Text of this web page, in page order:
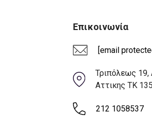
Επικοινωνία
[email
Τριπόλεως 19,
Αττικης ΤΚ
212 1058537